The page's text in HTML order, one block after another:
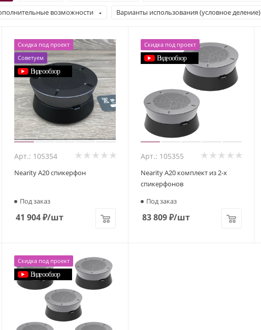
возможности Варианты использования (условное деление)
Скидка под проект
Советуем
Арт.: 105354
Nearity A20 спикерфон
Под заказ
41 904₽/шт
Скидка под проект
Арт.: 105355
Nearity A20 комплект из 2-х
спикерфонов
Под заказ
83 809₽/шт
Скидка под проект